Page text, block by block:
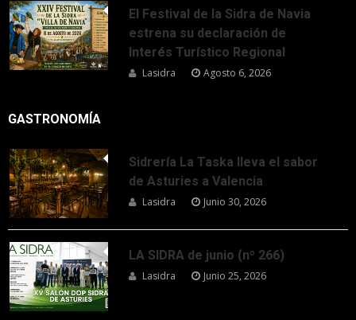
El Festival de la Sidra de Navia
estrena su declaración de
Interés Turístico Regional
Lasidra Agosto 6, 2026
GASTRONOMÍA
Sidrería La Taska lleva el sabor
de Asturies a Valencia
Lasidra Junio 30, 2026
LA SIDRA de junio (nº 266)
Lasidra Junio 25, 2026